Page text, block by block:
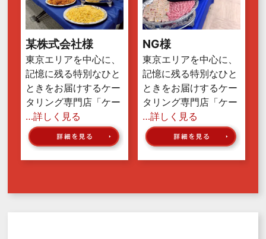
某株式会社様
東京エリアを中心に、
記憶に残る特別なひと
ときをお届けするケー
タリング専門店「ケー
…詳しく見る
NG様
東京エリアを中心に、
記憶に残る特別なひと
ときをお届けするケー
タリング専門店「ケー
…詳しく見る